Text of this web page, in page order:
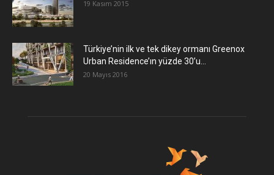
19 Kasım 2015
Türkiye’nin ilk ve tek dikey ormanı Greenox
Urban Residence’ın yüzde 30’u...
20 Mayıs 2016